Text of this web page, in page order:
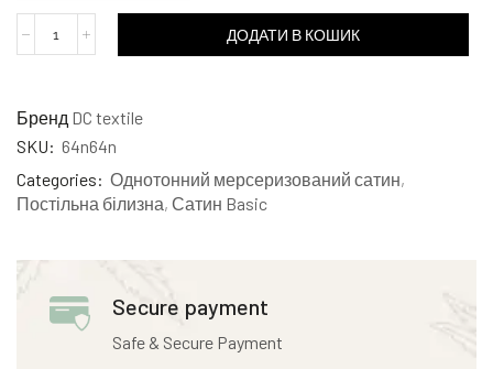
ДОДАТИ В КОШИК
Бренд DC textile
SKU: 64n64n
Categories: Однотонний мерсеризований сатин,
Постільна білизна, Сатин Basic
Secure payment
Safe & Secure Payment